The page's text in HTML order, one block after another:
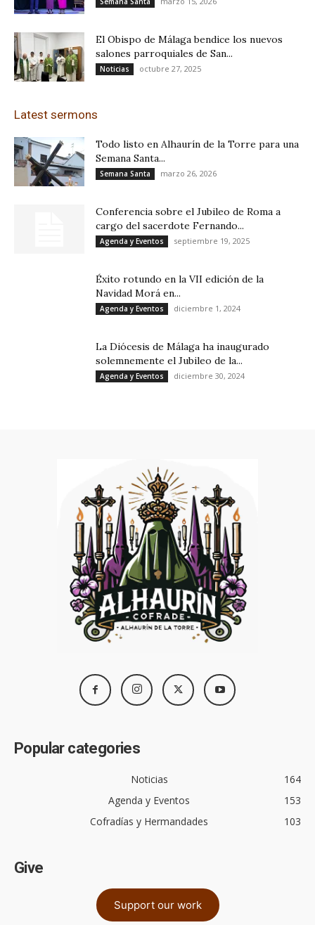
El Obispo de Málaga bendice los nuevos
salones parroquiales de San...
Noticias octubre 27, 2025
Latest sermons
Todo listo en Alhaurín de la Torre para una
Semana Santa...
Semana Santa marzo 26, 2026
Conferencia sobre el Jubileo de Roma a
cargo del sacerdote Fernando...
Agenda y Eventos septiembre 19, 2025
Éxito rotundo en la VII edición de la
Navidad Morá en...
Agenda y Eventos diciembre 1, 2024
La Diócesis de Málaga ha inaugurado
solemnemente el Jubileo de la...
Agenda y Eventos diciembre 30, 2024
Popular categories
Noticias
164
Agenda y Eventos
153
Cofradías y Hermandades
103
Give
Support our work